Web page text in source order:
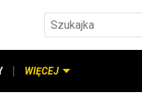
WIĘCEJ